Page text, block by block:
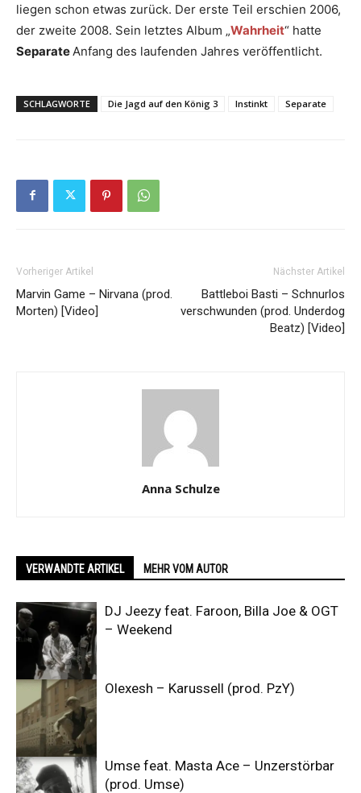
liegen schon etwas zurück. Der erste Teil erschien 2006,
der zweite 2008. Sein letztes Album „Wahrheit“ hatte
Separate Anfang des laufenden Jahres veröffentlicht.
SCHLAGWORTE Die Jagd auf den König 3 Instinkt Separate
Vorheriger Artikel
Marvin Game – Nirvana (prod.
Morten) [Video]
Nächster Artikel
Battleboi Basti – Schnurlos
verschwunden (prod. Underdog
Beatz) [Video]
Anna Schulze
VERWANDTE ARTIKEL MEHR VOM AUTOR
DJ Jeezy feat. Faroon, Billa Joe & OGT
– Weekend
Olexesh – Karussell (prod. PzY)
Umse feat. Masta Ace – Unzerstörbar
(prod. Umse)